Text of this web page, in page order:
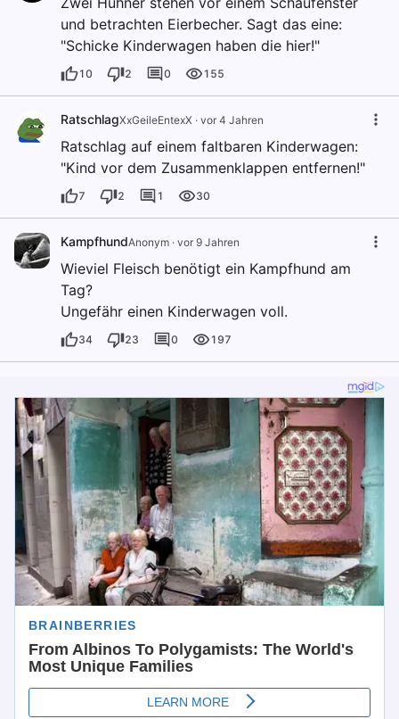
und betrachten Eierbecher. Sagt das eine:
"Schicke Kinderwagen haben die hier!"
10 2 0 155
RatschlagXxGeileEntexX · vor 4 Jahren
Ratschlag auf einem faltbaren Kinderwagen:
"Kind vor dem Zusammenklappen entfernen!"
7 2 1 30
KampfhundAnonym · vor 9 Jahren
Wieviel Fleisch benötigt ein Kampfhund am
Tag?
Ungefähr einen Kinderwagen voll.
34 23 0 197